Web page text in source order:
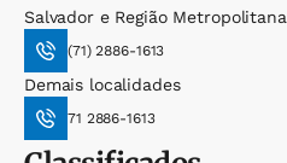
Salvador e Região Metropolitana
(71) 2886-1613
Demais localidades
71 2886-1613